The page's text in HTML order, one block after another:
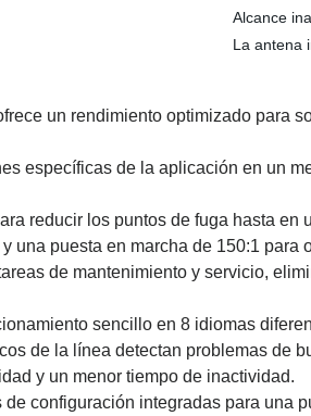
Alcance
La antena
un rendimiento optimizado para
específicas de la aplicación en un
reducir los puntos de fuga hasta
una puesta en marcha de 150:1
de mantenimiento y servicio,
sencillo en 8 idiomas
de la línea detectan problemas de
y un menor tiempo de inactividad.
configuración integradas para una